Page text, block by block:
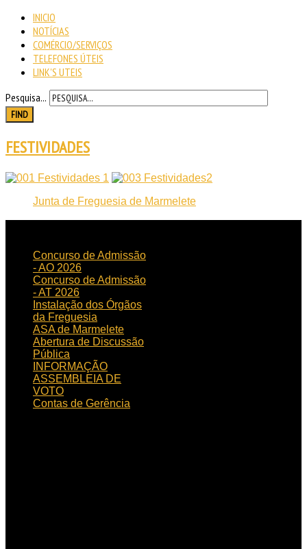
INICIO
NOTÍCIAS
COMÉRCIO/SERVIÇOS
TELEFONES ÚTEIS
LINK'S UTEIS
Pesquisa...
FIND
FESTIVIDADES
Junta de Freguesia de Marmelete
Concurso de Admissão
- AO 2026
Concurso de Admissão
- AT 2026
Instalação dos Órgãos
da Freguesia
ASA de Marmelete
Abertura de Discussão
Pública
INFORMAÇÃO
ASSEMBLEIA DE
VOTO
Contas de Gerência